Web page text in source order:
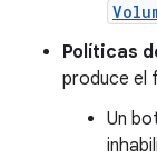
Políticas
produce el
Un